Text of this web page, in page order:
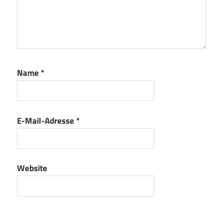
Name *
E-Mail-Adresse *
Website